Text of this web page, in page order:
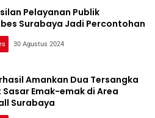
Pelayanan Publik
Surabaya Jadi Percontohan
30 Agustus 2024
Amankan Dua Tersangka
Emak-emak di Area
Surabaya